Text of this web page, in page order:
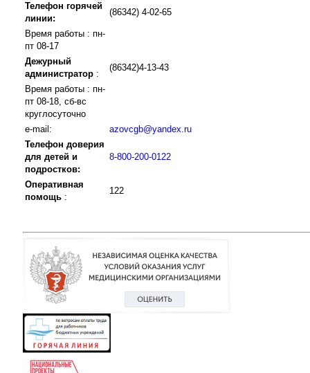
Телефон горячей
линии:
(86342) 4-02-65
Время работы : пн-
пт 08-17
Дежурный
администратор :
(86342)4-13-43
Время работы : пн-
пт 08-18, сб-вс
круглосуточно
e-mail:
azovcgb@yandex.ru
Телефон доверия
для детей и
подростков:
8-800-200-0122
Оперативная
помощь :
122